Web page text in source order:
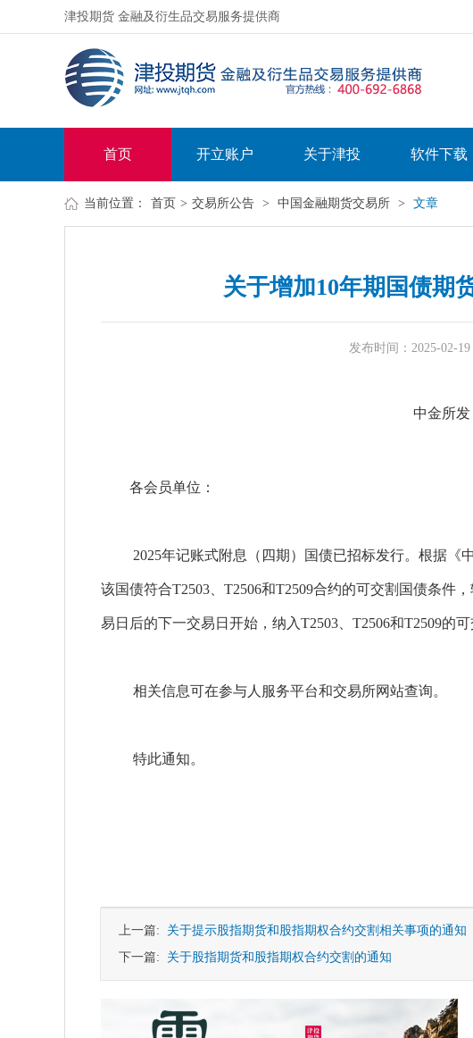
津投期货 金融及衍生品交易服务提供商
首页 开立账户 关于津投 软件下载
当前位置： 首页 > 交易所公告 > 中国金融期货交易所 > 文章
关于增加10年期国债期
发布时间：2025-02-19
中金所发
各会员单位：
2025年记账式附息（四期）国债已招标发行。根据《中
该国债符合T2503、T2506和T2509合约的可交割国债条件
易日后的下一交易日开始，纳入T2503、T2506和T2509的
相关信息可在参与人服务平台和交易所网站查询。
特此通知。
上一篇: 关于提示股指期货和股指期权合约交割相关事项的通知
下一篇: 关于股指期货和股指期权合约交割的通知